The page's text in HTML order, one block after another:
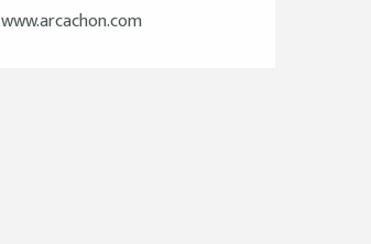
www.arcachon.com